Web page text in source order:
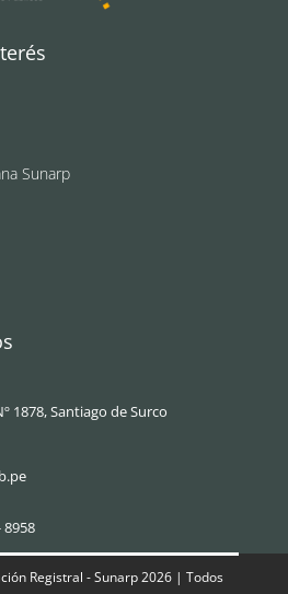
Sunarp
1878, Santiago de Surco
8958
Registral - Sunarp 2026 | Todos